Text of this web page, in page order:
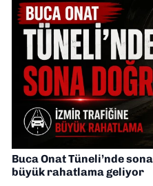
Buca Onat Tüneli’nde
büyük rahatlama geliyor